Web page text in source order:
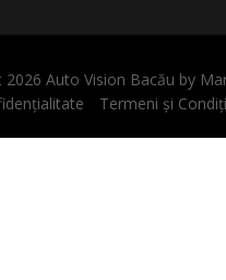
2026 Auto Vision Bacău by
Termeni și